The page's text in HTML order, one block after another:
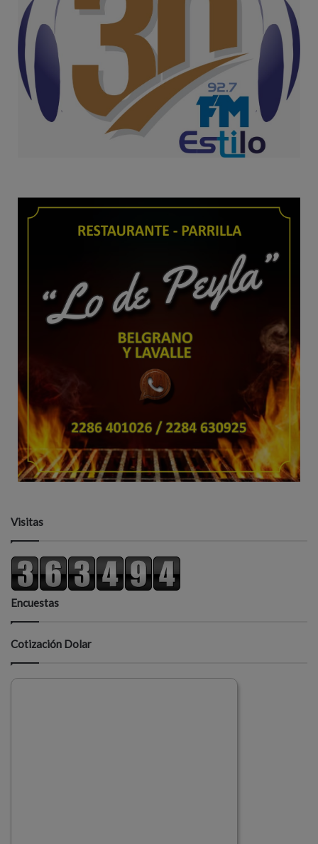
Visitas
Encuestas
Cotización Dolar